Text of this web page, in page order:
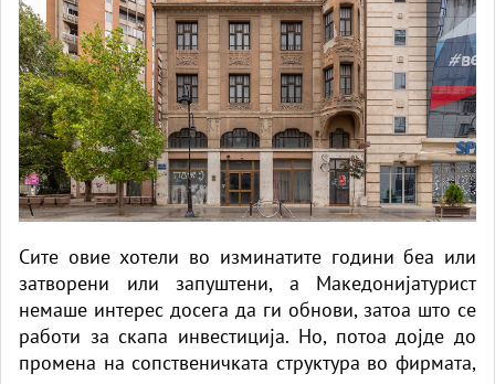
Сите овие хотели во изминатите години беа или
затворени или запуштени, а Македонијатурист
немаше интерес досега да ги обнови, затоа што се
работи за скапа инвестиција. Но, потоа дојде до
промена на сопственичката структура во фирмата,